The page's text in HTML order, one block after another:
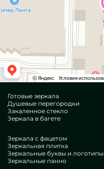
Готовые зеркала
Душевые перегородки
Закаленное стекло
Зеркала в багете
Зеркала с фацетом
Зеркальная плитка
Зеркальные буквы и логотипы
Зеркальные панно